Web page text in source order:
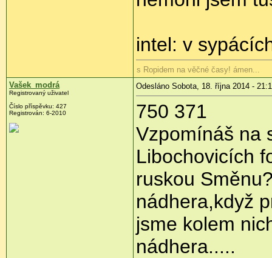
intel: v
s Ropidem na věčné časy! ámen...
Vašek_modrá
Registrovaný uživatel
Číslo příspěvku: 427
Registrován: 6-2010
Odesláno Sobota, 18. října 2014 -
750 371
Vzpomínáš na
Libochovicích
ruskou
nádhera,když
jsme kolem
nádhera.....